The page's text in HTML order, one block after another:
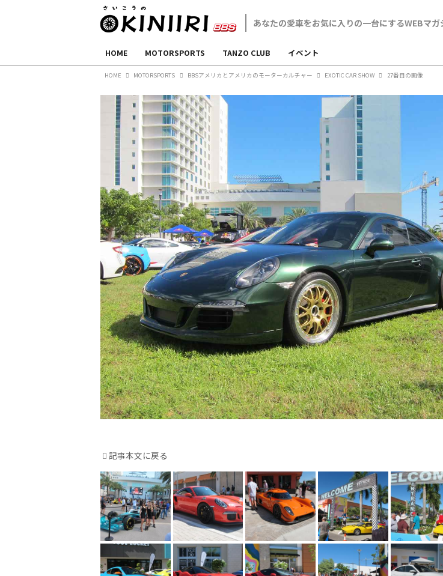
HOME MOTORSPORTS TANZO CLUB イベント
HOME MOTORSPORTS BBSアメリカとアメリカのモーターカルチャー EXOTIC CAR SHOW 27番目の画像
記事本文に戻る